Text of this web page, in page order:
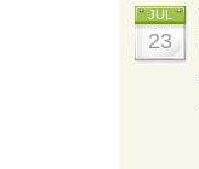
JUL
23